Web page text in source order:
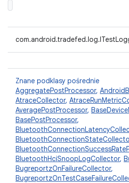
Znane podklasy pośrednie
AggregatePostProcessor,
AtraceCollector,
AveragePostProcessor,
BasePostProcessor,
BluetoothHciSnoopLogCollector,
BugreportzOnFailureCollector,